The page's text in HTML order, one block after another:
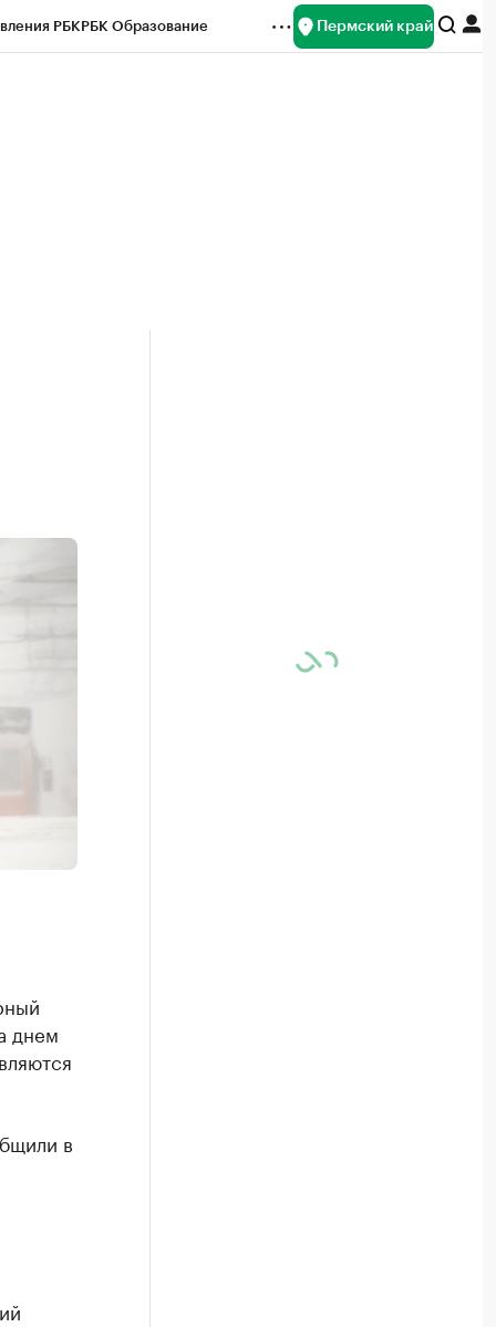
РБКРБК Образование Пермский край
днем
в